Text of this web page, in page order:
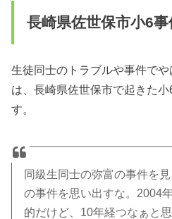
長崎県佐世保市小6
生徒同士のトラブルや事件で
は、長崎県佐世保市で起きた
す。
同級生同士の弥富の事件を
の事件を思い出すな。2004
的だけど、10年経つなぁと